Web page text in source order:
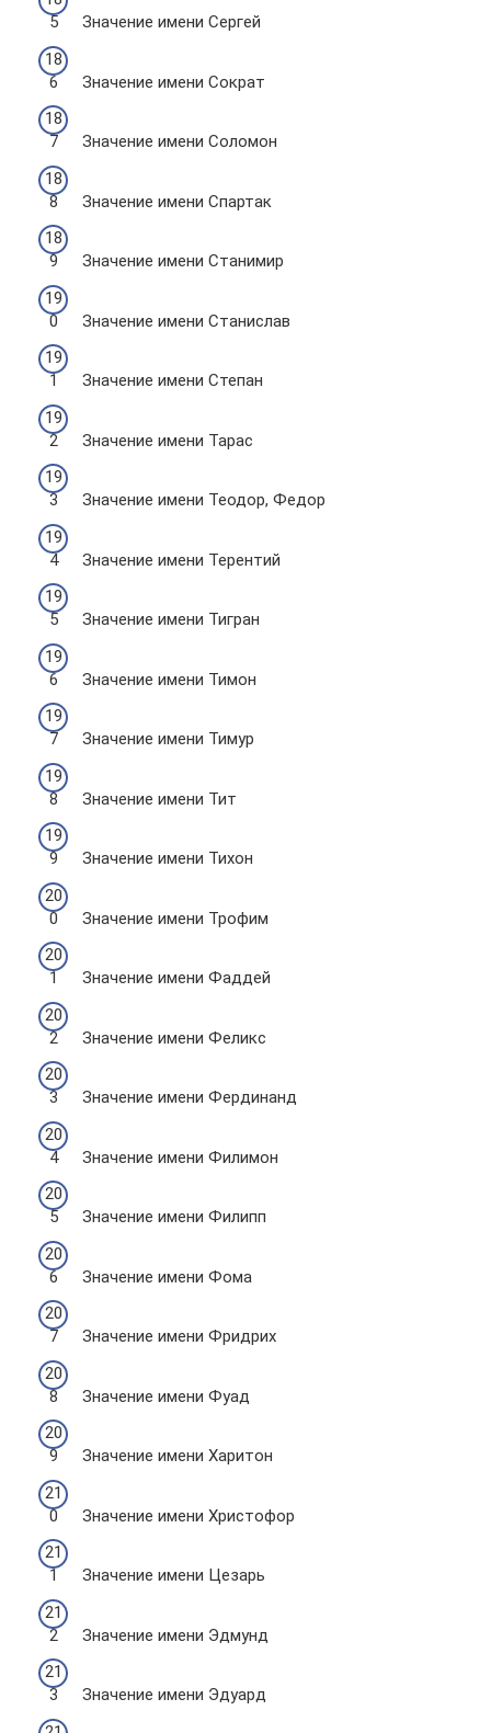
Значение имени Сергей
Значение имени Сократ
Значение имени Соломон
Значение имени Спартак
Значение имени Станимир
Значение имени Станислав
Значение имени Степан
Значение имени Тарас
Значение имени Теодор, Федор
Значение имени Терентий
Значение имени Тигран
Значение имени Тимон
Значение имени Тимур
Значение имени Тит
Значение имени Тихон
Значение имени Трофим
Значение имени Фаддей
Значение имени Феликс
Значение имени Фердинанд
Значение имени Филимон
Значение имени Филипп
Значение имени Фома
Значение имени Фридрих
Значение имени Фуад
Значение имени Харитон
Значение имени Христофор
Значение имени Цезарь
Значение имени Эдмунд
Значение имени Эдуард